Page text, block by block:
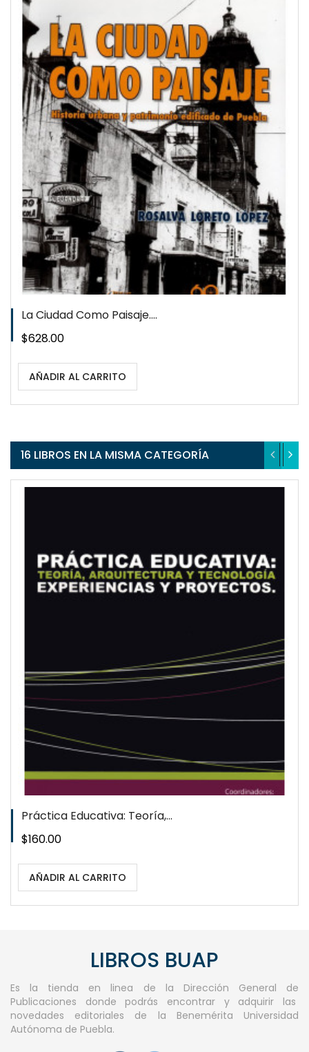
La Ciudad Como Paisaje....
Precio
$628.00
AÑADIR AL CARRITO
QUICKVIEW
WISHLIST
16 LIBROS EN LA MISMA CATEGORÍA
Práctica Educativa: Teoría,...
Precio
$160.00
AÑADIR AL CARRITO
WISHLIST
LIBROS BUAP
Es la tienda en linea de la Dirección General de
Publicaciones donde podrás encontrar y adquirir las
novedades editoriales de la Benemérita Universidad
Autónoma de Puebla.